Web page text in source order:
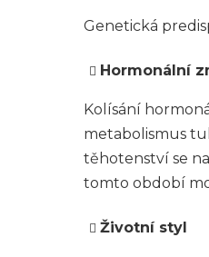
Genetická
Hormonální
Kolísání
metabolismus
těhotenství se
tomto období
Životní styl